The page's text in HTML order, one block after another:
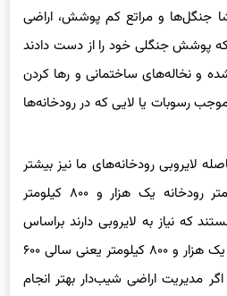
جنگل‌ها و مراتع کم پوشش، اراضی
پوشش جنگلی خود را از دست دادند
و نخاله‌های ساختمانی و رها کردن
رسوبات یا لایی که در رودخانه‌ها
لایروبی رودخانه‌های ما نیز بیشتر
خواهد شد از ۳ هزار کیلومتر رودخانه یک هزار و ۸۰۰ کیلومتر
که نیاز به لایروبی دارند براساس
محاسبات هر سه سال یکبار یک هزار و ۸۰۰ کیلومتر یعنی سالی ۶۰۰
اگر مدیریت اراضی شیب‌دار بهتر انجام